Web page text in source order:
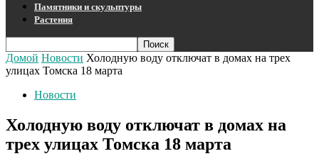
Памятники и скульптуры
Растения
Домой Новости Холодную воду отключат в домах на трех
улицах Томска 18 марта
Новости
Холодную воду отключат в домах на
трех улицах Томска 18 марта